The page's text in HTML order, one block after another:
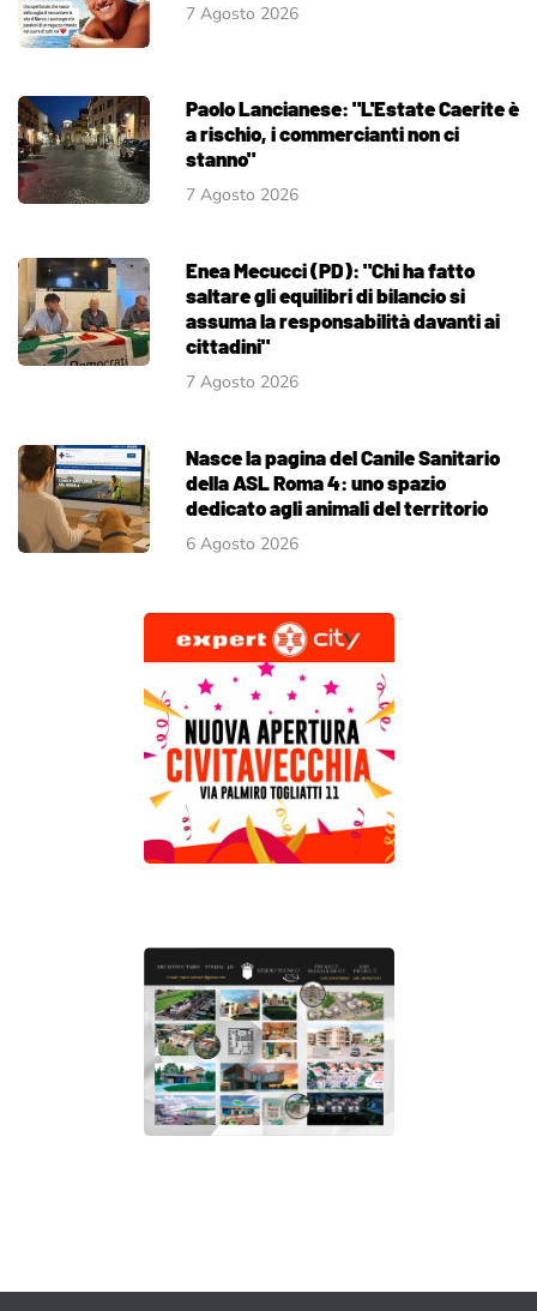
7 Agosto 2026
Paolo Lancianese: "L'Estate Caerite è
a rischio, i commercianti non ci
stanno"
7 Agosto 2026
Enea Mecucci (PD): "Chi ha fatto
saltare gli equilibri di bilancio si
assuma la responsabilità davanti ai
cittadini"
7 Agosto 2026
Nasce la pagina del Canile Sanitario
della ASL Roma 4: uno spazio
dedicato agli animali del territorio
6 Agosto 2026